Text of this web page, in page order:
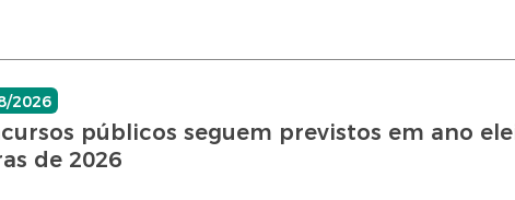
2026
públicos seguem previstos em ano
de 2026